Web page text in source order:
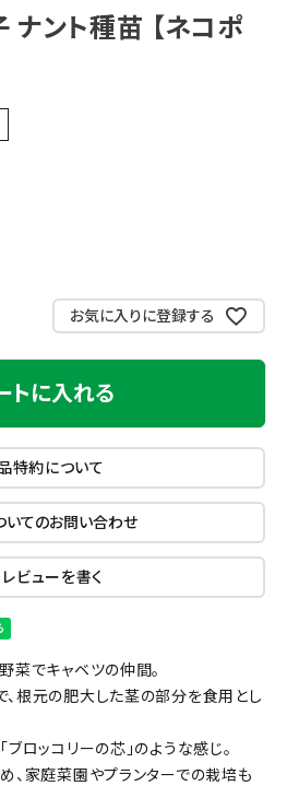
ント種苗 【ネコポ
お気に入りに登録する
トに入れる
特約について
いてのお問い合わせ
レビューを書く
菜でキャベツの仲間。
根元の肥大した茎の部分を食用とし
ロッコリーの芯」のような感じ。
、家庭菜園やプランターでの栽培も